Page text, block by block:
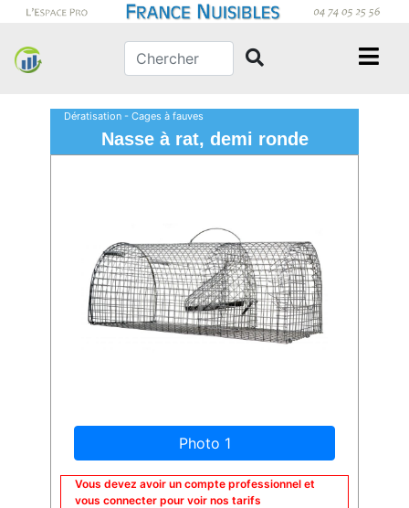
Dératisation - Cages à fauves
Nasse à rat, demi ronde
Photo 1
Vous devez avoir un compte professionnel et
vous connecter pour voir nos tarifs